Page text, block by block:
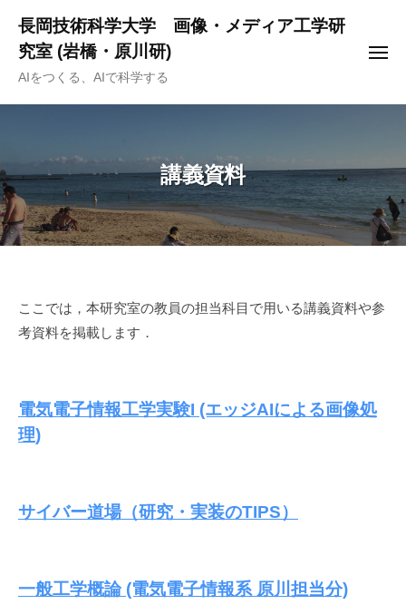
ツ
キ
ッ
プ
長岡技術科学大学 画像・メディア工学研
究室 (岩橋・原川研)
AIをつくる、AIで科学する
メ
講義資料
講
義
料
2024-
by
ここでは，本研究室の教員の担当科目で用いる講義資料や参
考資料を掲載します．
電気電子情報工学実験I (エッジAIによる画像処
理)
サイバー道場（研究・実装のTIPS）
一般工学概論 (電気電子情報系 原川担当分)